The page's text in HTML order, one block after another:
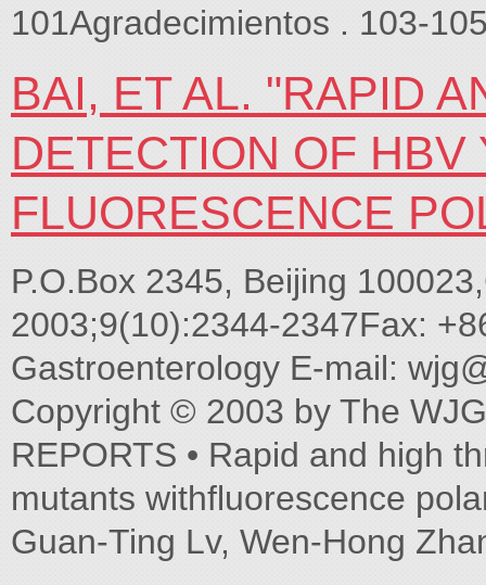
101Agradecimientos . 103-
BAI, ET AL. "RAPID
DETECTION OF
FLUORESCENCE
P.O.Box 2345, Beijing
2003;9(10):2344-2347Fax:
Gastroenterology E-mail:
Copyright © 2003 by The
REPORTS • Rapid and high
mutants withfluorescence
Guan-Ting Lv, Wen-Hong